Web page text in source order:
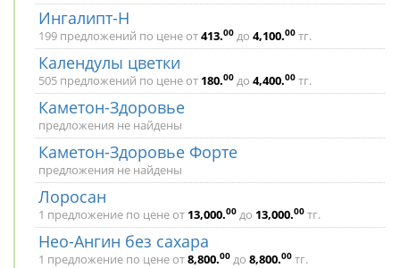
Ингалипт-Н
199 предложений по цене от413.00 до 4,100.00 тг.
Календулы цветки
505 предложений по цене от 180.00 до 4,400.00 тг.
Каметон-Здоровье
предложения не найдены
Каметон-Здоровье Форте
предложения не найдены
Лоросан
1 предложение по цене от 13,000.00 до 13,000.00 тг.
Нео-Ангин без сахара
1 предложение по цене от8,800.00 до 8,800.00 тг.